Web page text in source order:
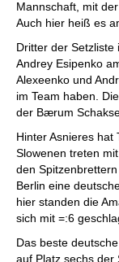
Mannschaft, mit
Auch hier heiß es
Dritter der Setzliste
Andrey Esipenko
Alexeenko und
im Team haben.
der Bærum
Hinter Asnieres hat
Slowenen treten
den
Berlin eine
hier standen die
sich mit =:6
Das beste
auf Platz sechs der